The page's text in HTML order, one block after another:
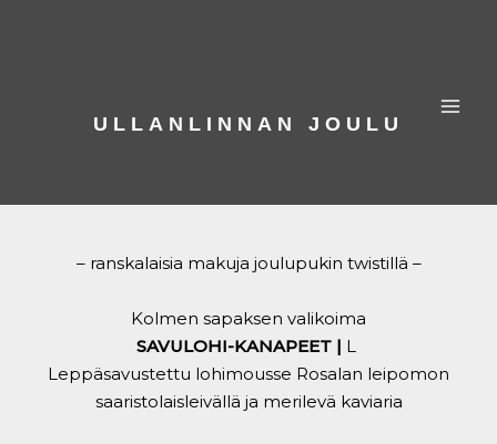
ULLANLINNAN JOULU
– ranskalaisia makuja joulupukin twistillä –
Kolmen sapaksen valikoima
SAVULOHI-KANAPEET | L
Leppäsavustettu lohimousse Rosalan leipomon
saaristolaisleivällä ja merilevä kaviaria